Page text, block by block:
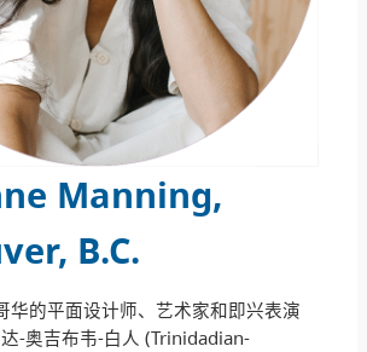
Manning,
B.C.
华的平面设计师、艺术家和即兴表演
-奥吉布韦-白人 (Trinidadian-